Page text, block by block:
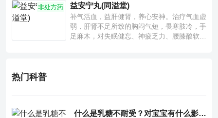
非处方药 益安宁丸(同溢堂)
补气活血，益肝健肾，养心安神。治疗气血虚
弱，肝肾不足所致的胸闷气短，畏寒肢冷，手
足麻木，对失眠健忘、神疲乏力、腰膝酸软也
热门科普
什么是乳糖不耐受？对宝宝有什么影响？